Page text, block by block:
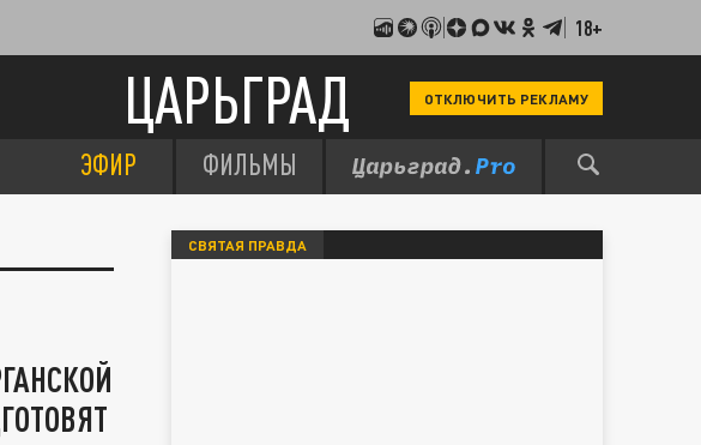
18+
ЦАРЬГРАД ОТКЛЮЧИТЬ РЕКЛАМУ
ЭФИР ФИЛЬМЫ
СВЯТАЯ ПРАВДА